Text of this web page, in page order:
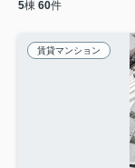
5棟 60件
賃貸マンション